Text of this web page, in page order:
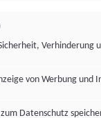
Verhinderung
von Werbung und
Datenschutz